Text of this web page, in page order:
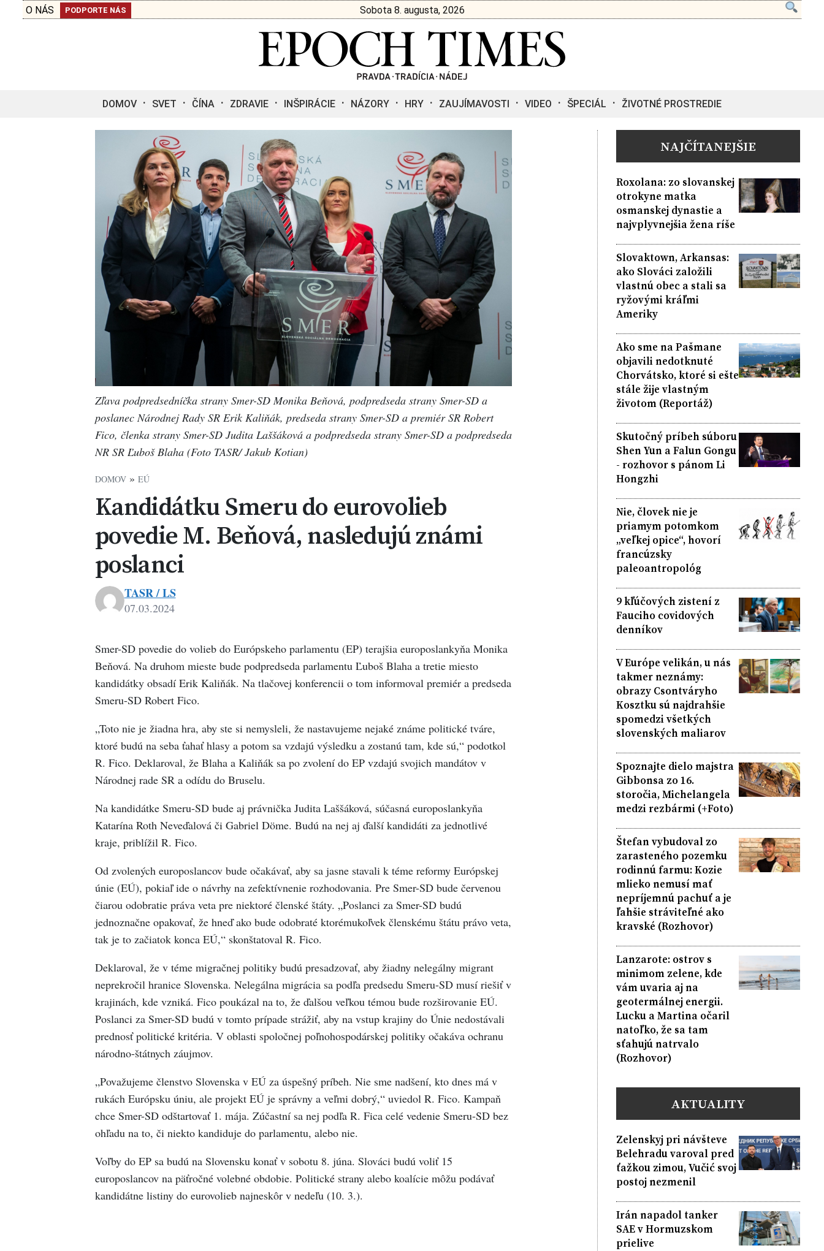
O NÁS PODPORTE NÁS Sobota 8. augusta, 2026
DOMOV SVET ČÍNA ZDRAVIE INŠPIRÁCIE NÁZORY HRY ZAUJÍMAVOSTI VIDEO ŠPECIÁL ŽIVOTNÉ PROSTREDIE
Zľava podpredsedníčka strany Smer-SD Monika Beňová, podpredseda strany Smer-SD a
poslanec Národnej Rady SR Erik Kaliňák, predseda strany Smer-SD a premiér SR Robert
Fico, členka strany Smer-SD Judita Laššáková a podpredseda strany Smer-SD a podpredseda
NR SR Ľuboš Blaha (Foto TASR/ Jakub Kotian)
DOMOV» EÚ
Kandidátku Smeru do eurovolieb
povedie M. Beňová, nasledujú známi
poslanci
TASR / LS
07.03.2024
Smer-SD povedie do volieb do Európskeho parlamentu (EP) terajšia europoslankyňa Monika
Beňová. Na druhom mieste bude podpredseda parlamentu Ľuboš Blaha a tretie miesto
kandidátky obsadí Erik Kaliňák. Na tlačovej konferencii o tom informoval premiér a predseda
Smeru-SD Robert Fico.
„Toto nie je žiadna hra, aby ste si nemysleli, že nastavujeme nejaké známe politické tváre,
ktoré budú na seba ťahať hlasy a potom sa vzdajú výsledku a zostanú tam, kde sú,“ podotkol
R. Fico. Deklaroval, že Blaha a Kaliňák sa po zvolení do EP vzdajú svojich mandátov v
Národnej rade SR a odídu do Bruselu.
Na kandidátke Smeru-SD bude aj právnička Judita Laššáková, súčasná europoslankyňa
Katarína Roth Neveďalová či Gabriel Döme. Budú na nej aj ďalší kandidáti za jednotlivé
kraje, priblížil R. Fico.
Od zvolených europoslancov bude očakávať, aby sa jasne stavali k téme reformy Európskej
únie (EÚ), pokiaľ ide o návrhy na zefektívnenie rozhodovania. Pre Smer-SD bude červenou
čiarou odobratie práva veta pre niektoré členské štáty. „Poslanci za Smer-SD budú
jednoznačne opakovať, že hneď ako bude odobraté ktorémukoľvek členskému štátu právo veta,
tak je to začiatok konca EÚ,“ skonštatoval R. Fico.
Deklaroval, že v téme migračnej politiky budú presadzovať, aby žiadny nelegálny migrant
neprekročil hranice Slovenska. Nelegálna migrácia sa podľa predsedu Smeru-SD musí riešiť v
krajinách, kde vzniká. Fico poukázal na to, že ďalšou veľkou témou bude rozširovanie EÚ.
Poslanci za Smer-SD budú v tomto prípade strážiť, aby na vstup krajiny do Únie nedostávali
prednosť politické kritéria. V oblasti spoločnej poľnohospodárskej politiky očakáva ochranu
národno-štátnych záujmov.
„Považujeme členstvo Slovenska v EÚ za úspešný príbeh. Nie sme nadšení, kto dnes má v
rukách Európsku úniu, ale projekt EÚ je správny a veľmi dobrý,“ uviedol R. Fico. Kampaň
chce Smer-SD odštartovať 1. mája. Zúčastní sa nej podľa R. Fica celé vedenie Smeru-SD bez
ohľadu na to, či niekto kandiduje do parlamentu, alebo nie.
Voľby do EP sa budú na Slovensku konať v sobotu 8. júna. Slováci budú voliť 15
europoslancov na päťročné volebné obdobie. Politické strany alebo koalície môžu podávať
kandidátne listiny do eurovolieb najneskôr v nedeľu (10. 3.).
NAJČÍTANEJŠIE
Roxolana: zo slovanskej
otrokyne matka
osmanskej dynastie a
najvplyvnejšia žena ríše
Slovaktown, Arkansas:
ako Slováci založili
vlastnú obec a stali sa
ryžovými kráľmi
Ameriky
Ako sme na Pašmane
objavili nedotknuté
Chorvátsko, ktoré si ešte
stále žije vlastným
životom (Reportáž)
Skutočný príbeh súboru
Shen Yun a Falun Gongu
- rozhovor s pánom Li
Hongzhi
Nie, človek nie je
priamym potomkom
„veľkej opice“, hovorí
francúzsky
paleoantropológ
9 kľúčových zistení z
Fauciho covidových
denníkov
V Európe velikán, u nás
takmer neznámy:
obrazy Csontváryho
Kosztku sú najdrahšie
spomedzi všetkých
slovenských maliarov
Spoznajte dielo majstra
Gibbonsa zo 16.
storočia, Michelangela
medzi rezbármi (+Foto)
Štefan vybudoval zo
zarasteného pozemku
rodinnú farmu: Kozie
mlieko nemusí mať
nepríjemnú pachuť a je
ľahšie stráviteľné ako
kravské (Rozhovor)
Lanzarote: ostrov s
minimom zelene, kde
vám uvaria aj na
geotermálnej energii.
Lucku a Martina očaril
natoľko, že sa tam
sťahujú natrvalo
(Rozhovor)
AKTUALITY
Zelenskyj pri návšteve
Belehradu varoval pred
ťažkou zimou, Vučić svoj
postoj nezmenil
Irán napadol tanker
SAE v Hormuzskom
prielive